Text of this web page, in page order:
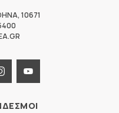
, 10671